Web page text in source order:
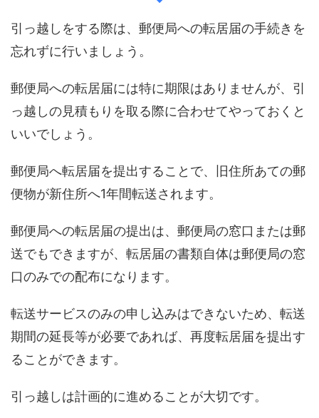
引っ越しをする際は、郵便局への転居届の手続きを
忘れずに行いましょう。
郵便局への転居届には特に期限はありませんが、引
っ越しの見積もりを取る際に合わせてやっておくと
いいでしょう。
郵便局へ転居届を提出することで、旧住所あての郵
便物が新住所へ1年間転送されます。
郵便局への転居届の提出は、郵便局の窓口または郵
送でもできますが、転居届の書類自体は郵便局の窓
口のみでの配布になります。
転送サービスのみの申し込みはできないため、転送
期間の延長等が必要であれば、再度転居届を提出す
ることができます。
引っ越しは計画的に進めることが大切です。